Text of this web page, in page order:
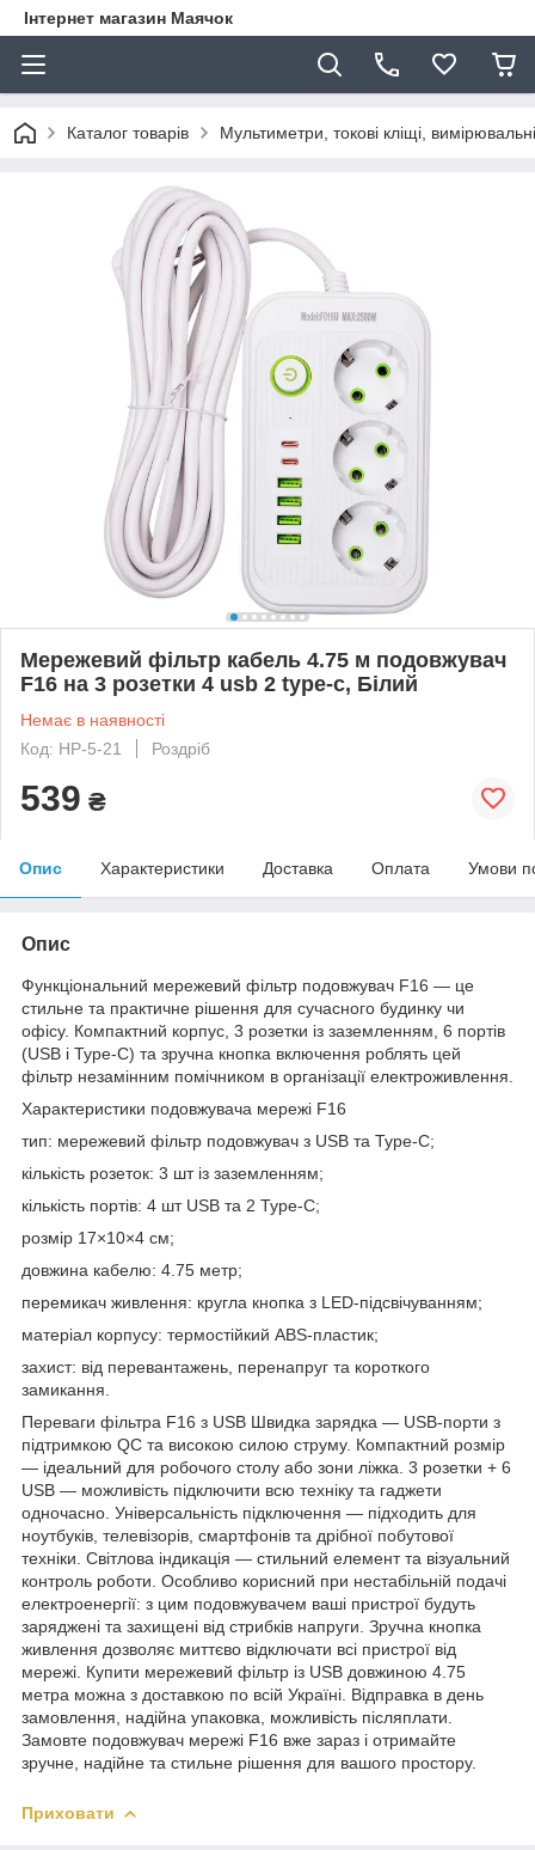
Інтернет магазин Маячок
Каталог товарів Мультиметри, токові кліщі,
Мережевий фільтр кабель 4.75 м подовжувач
F16 на 3 розетки 4 usb 2 type-c, Білий
Немає в наявності
Код: HP-5-21
Роздріб
539 ₴
Опис Характеристики Доставка Оплата Умови
Опис
Функціональний мережевий фільтр подовжувач F16 — це
стильне та практичне рішення для сучасного будинку чи
офісу. Компактний корпус, 3 розетки із заземленням, 6 портів
(USB і Type-C) та зручна кнопка включення роблять цей
фільтр незамінним помічником в організації електроживлення.
Характеристики подовжувача мережі F16
тип: мережевий фільтр подовжувач з USB та Type-C;
кількість розеток: 3 шт із заземленням;
кількість портів: 4 шт USB та 2 Type-C;
розмір 17×10×4 см;
довжина кабелю: 4.75 метр;
перемикач живлення: кругла кнопка з LED-підсвічуванням;
матеріал корпусу: термостійкий ABS-пластик;
захист: від перевантажень, перенапруг та короткого
замикання.
Переваги фільтра F16 з USB Швидка зарядка — USB-порти з
підтримкою QC та високою силою струму. Компактний розмір
— ідеальний для робочого столу або зони ліжка. 3 розетки + 6
USB — можливість підключити всю техніку та гаджети
одночасно. Універсальність підключення — підходить для
ноутбуків, телевізорів, смартфонів та дрібної побутової
техніки. Світлова індикація — стильний елемент та візуальний
контроль роботи. Особливо корисний при нестабільній подачі
електроенергії: з цим подовжувачем ваші пристрої будуть
заряджені та захищені від стрибків напруги. Зручна кнопка
живлення дозволяє миттєво відключати всі пристрої від
мережі. Купити мережевий фільтр із USB довжиною 4.75
метра можна з доставкою по всій Україні. Відправка в день
замовлення, надійна упаковка, можливість післяплати.
Замовте подовжувач мережі F16 вже зараз і отримайте
зручне, надійне та стильне рішення для вашого простору.
Приховати